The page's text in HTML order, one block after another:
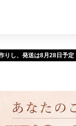
りし、発送は 予定